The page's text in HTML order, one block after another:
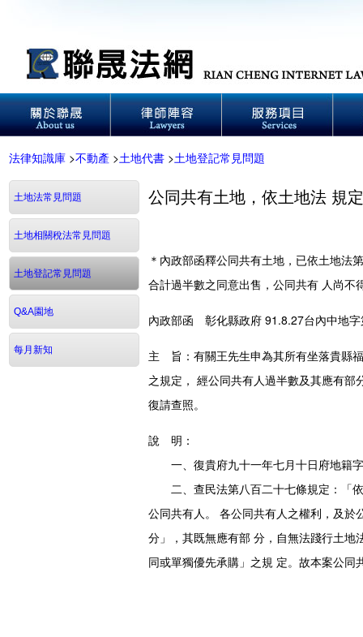
法律知識庫 >不動產 >土地代書 >土地登記常見問題
土地法常見問題
土地相關稅法常見問題
土地登記常見問題
Q&A園地
每月新知
公同共有土地，依土地法 規
＊內政部函釋公同共有土地，已依土地法
合計過半數之同意出售，公同共有 人尚不
內政部函 彰化縣政府 91.8.27台內中地
主 旨：有關王先生申為其所有坐落貴縣
之規定， 經公同共有人過半數及其應有
復請查照。
說 明：
一、復貴府九十一年七月十日府地籍
二、查民法第八百二十七條規定：「依
公同共有人。 各公同共有人之權利，及
分」，其既無應有部 分，自無法踐行土
同或單獨優先承購」之規 定。故本案公